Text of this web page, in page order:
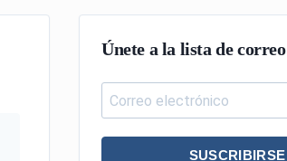
Únete a la lista de correo
SUSCRIBIRSE